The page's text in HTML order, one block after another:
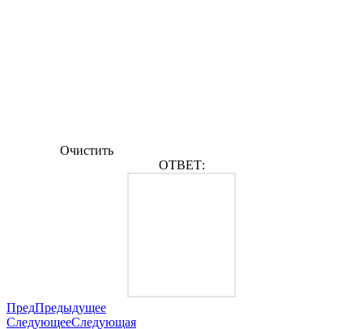
Очистить
ОТВЕТ:
ПредПредыдущее
СледующееСледующая